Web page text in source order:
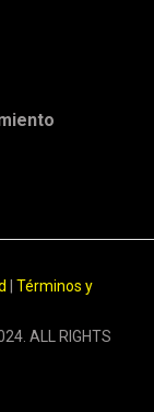
Términos y
ALL RIGHTS